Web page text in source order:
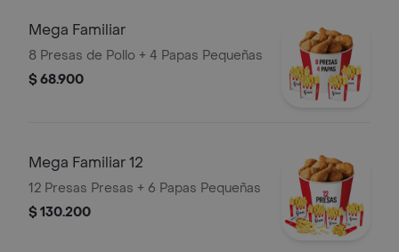
Pequeñas + 1 Balde de Salsa 100g
Mega Familiar
8 Presas de Pollo + 4 Papas Pequeñas
$ 68.900
Mega Familiar 12
12 Presas Presas + 6 Papas Pequeñas
$ 130.200